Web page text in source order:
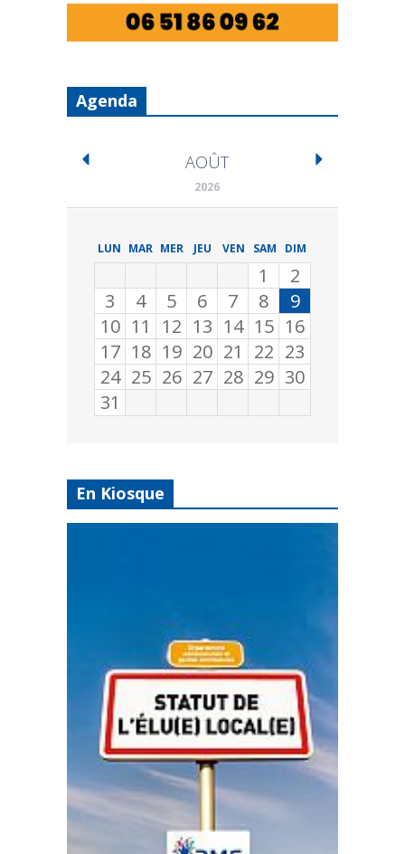
Agenda
AOÛT
2026
LUN MAR MER JEU VEN SAM DIM
1
2
3
4 5 6 7 8
9
10 11 12 13 14 15 16
17 18 19 20 21 22 23
24 25 26 27 28 29 30
31
En Kiosque